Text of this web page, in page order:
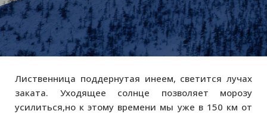
Лиственница поддернутая инеем, светится лучах
заката. Уходящее солнце позволяет морозу
усилиться,но к этому времени мы уже в 150 км от